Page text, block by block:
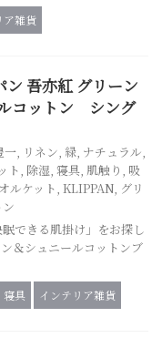
ア雑貨
吾亦紅 グリーン
コットン シング
一, リネン, 緑, ナチュラル,
ト, 除湿, 寝具, 肌触り , 吸
ルケット, KLIPPAN, グリ
眠できる肌掛け」をお探し
＆シュニールコットンブ
寝具 インテリア雑貨